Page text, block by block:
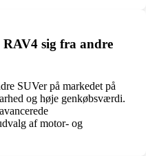
sig fra andre
SUVer på markedet på
og høje genkøbsværdi.
af motor- og